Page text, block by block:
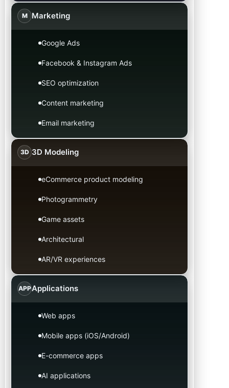
M Marketing
Google Ads
Facebook & Instagram Ads
SEO optimization
Content marketing
Email marketing
3D 3D Modeling
eCommerce product modeling
Photogrammetry
Game assets
Architectural
AR/VR experiences
APPApplications
Web apps
Mobile apps (iOS/Android)
E-commerce apps
AI applications